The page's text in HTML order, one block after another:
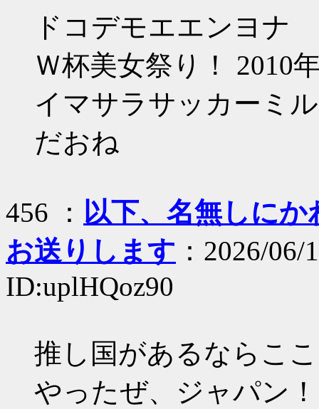
ドコデモエエンヨナ
Ｗ杯美女祭り！ 2010
イマサラサッカーミ
だおね
456 ： 以下、名無しに
お送りします ：2026/
ID:uplHQoz90
推し国があるならこ
やったぜ、ジャパン